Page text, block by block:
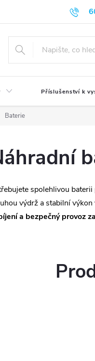
Příslušenství k
Baterie
spolehlivou
výdrž a stabilní
a bezpečný provoz